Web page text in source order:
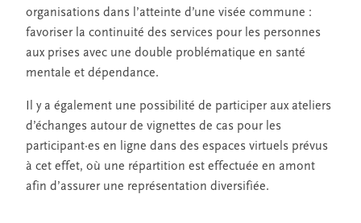
organisations dans l’atteinte d’une visée commune :
favoriser la continuité des services pour les personnes
aux prises avec une double problématique en santé
mentale et dépendance.
Il y a également une possibilité de participer aux ateliers
d’échanges autour de vignettes de cas pour les
participant·es en ligne dans des espaces virtuels prévus
à cet effet, où une répartition est effectuée en amont
afin d’assurer une représentation diversifiée.